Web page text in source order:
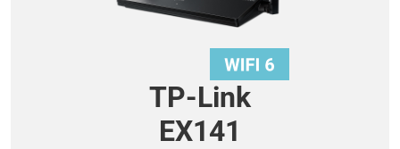
TP-Link
EX141